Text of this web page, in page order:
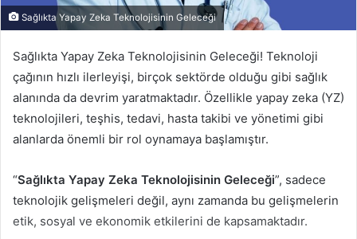
Sağlıkta Yapay Zeka Teknolojisinin Geleceği
Sağlıkta Yapay Zeka Teknolojisinin Geleceği! Teknoloji
çağının hızlı ilerleyişi, birçok sektörde olduğu gibi sağlık
alanında da devrim yaratmaktadır. Özellikle yapay zeka (YZ)
teknolojileri, teşhis, tedavi, hasta takibi ve yönetimi gibi
alanlarda önemli bir rol oynamaya başlamıştır.
“Sağlıkta Yapay Zeka Teknolojisinin Geleceği”, sadece
teknolojik gelişmeleri değil, aynı zamanda bu gelişmelerin
etik, sosyal ve ekonomik etkilerini de kapsamaktadır.